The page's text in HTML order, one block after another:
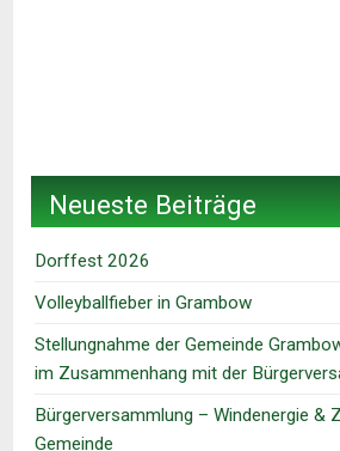
Neueste Beiträge
Dorffest 2026
Volleyballfieber in Grambow
Stellungnahme der Gemeinde
im Zusammenhang mit der
Bürgerversammlung – Windenergie &
Gemeinde